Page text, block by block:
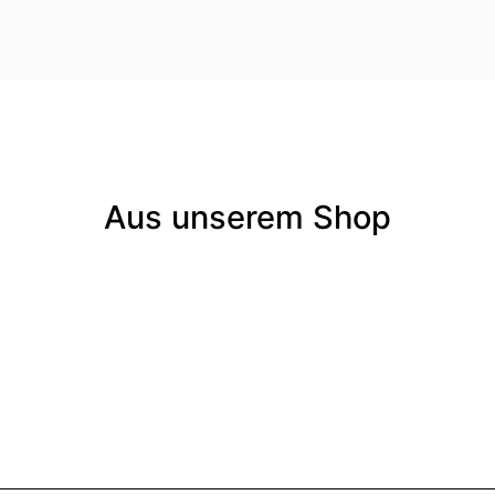
Aus unserem Shop